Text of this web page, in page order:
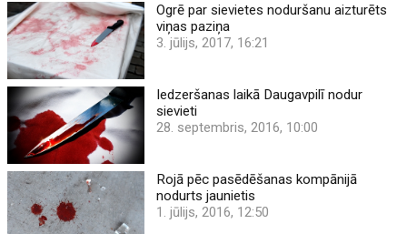
Ogrē par sievietes noduršanu aizturēts
viņas paziņa
3. jūlijs, 2017, 16:21
Iedzeršanas laikā Daugavpilī nodur
sievieti
28. septembris, 2016, 10:00
Rojā pēc pasēdēšanas kompānijā
nodurts jaunietis
1. jūlijs, 2016, 12:50